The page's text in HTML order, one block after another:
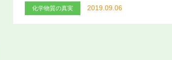
化学物質の真実 2019.09.06